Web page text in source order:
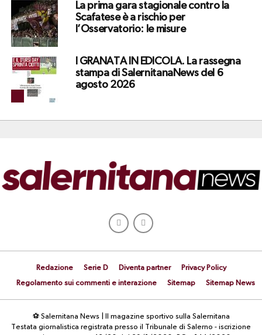
La prima gara stagionale contro la
Scafatese è a rischio per
l’Osservatorio: le misure
I GRANATA IN EDICOLA. La rassegna
stampa di SalernitanaNews del 6
agosto 2026
Redazione Serie D Diventa partner
Privacy Policy
Regolamento sui commenti e interazione
Sitemap Sitemap News
⚽ Salernitana News | Il magazine sportivo sulla Salernitana
Testata giornalistica registrata presso il Tribunale di Salerno - iscrizione